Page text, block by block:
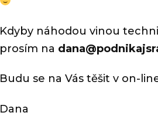
Kdyby náhodou vinou
prosím na
Budu se na Vás těšit v on-
Dana